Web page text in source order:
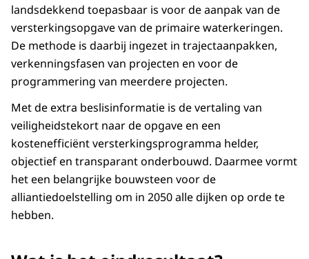
landsdekkend toepasbaar is voor de aanpak van de
versterkingsopgave van de primaire waterkeringen.
De methode is daarbij ingezet in trajectaanpakken,
verkenningsfasen van projecten en voor de
programmering van meerdere projecten.
Met de extra beslisinformatie is de vertaling van
veiligheidstekort naar de opgave en een
kostenefficiënt versterkingsprogramma helder,
objectief en transparant onderbouwd. Daarmee vormt
het een belangrijke bouwsteen voor de
alliantiedoelstelling om in 2050 alle dijken op orde te
hebben.